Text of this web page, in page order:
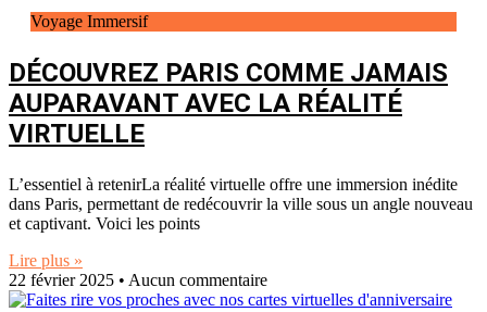
Voyage Immersif
DÉCOUVREZ PARIS COMME JAMAIS
AUPARAVANT AVEC LA RÉALITÉ
VIRTUELLE
L’essentiel à retenirLa réalité virtuelle offre une immersion inédite
dans Paris, permettant de redécouvrir la ville sous un angle nouveau
et captivant. Voici les points
Lire plus »
22 février 2025
Aucun commentaire